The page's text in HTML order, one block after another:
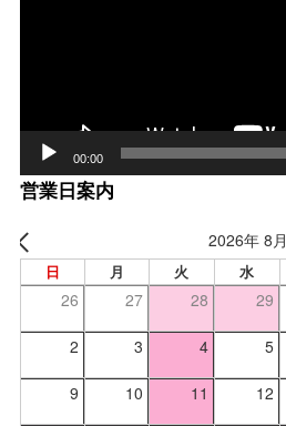
00:00
営業日案内
2026年 8月
日 月 火 水
26 27 28 29
2 3 4 5
9 10 11 12